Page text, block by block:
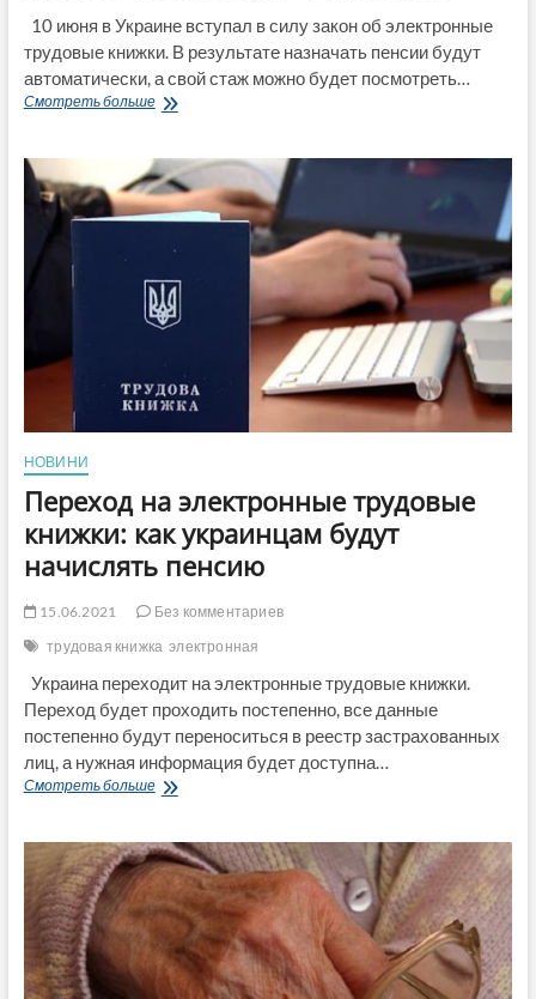
10 июня в Украине вступал в силу закон об электронные
трудовые книжки. В результате назначать пенсии будут
автоматически, а свой стаж можно будет посмотреть…
Смотреть большеВ
трудовые
книжки:
как
будут
начислять
НОВИНИ
Переход на электронные трудовые
книжки: как украинцам будут
начислять пенсию
15.06.2021
Без комментариев
трудовая книжка электронная
Украина переходит на электронные трудовые книжки.
Переход будет проходить постепенно, все данные
постепенно будут переноситься в реестр застрахованных
лиц, а нужная информация будет доступна…
Смотреть большеПереход
трудовые
книжки:
как
украинцам
будут
начислять
пенсию